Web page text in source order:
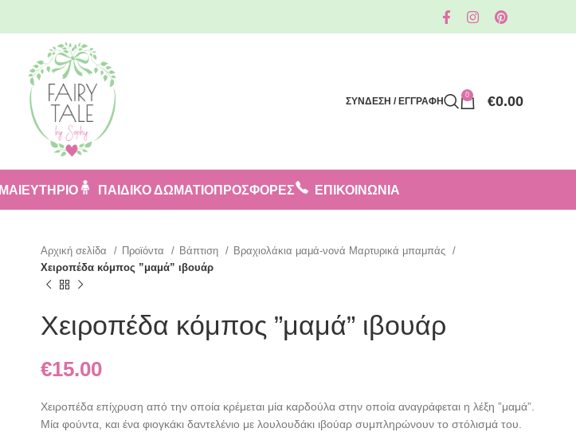
ΣΥΝΔΕΣΗ / ΕΓΓΡΑΦΗ
0 €0.00
ΜΑΙΕΥΤΗΡΙΟ ΠΑΙΔΙΚΟ ΔΩΜΑΤΙΟΠΡΟΣΦΟΡΈΣ ΕΠΙΚΟΙΝΩΝΙΑ
Αρχική σελίδα Προϊόντα Βάπτιση
Βραχιολάκια μαμά-νονά Μαρτυρικά μπαμπάς
Χειροπέδα κόμπος ”μαμά” ιβουάρ
Χειροπέδα κόμπος ”μαμά” ιβουάρ
€15.00
Χειροπέδα επίχρυση από την οποία κρέμεται μία καρδούλα στην οποία αναγράφεται η λέξη ”μαμά”.
Μία φούντα, και ένα φιογκάκι δαντελένιο με λουλουδάκι ιβούαρ συμπληρώνουν το στόλισμά του.